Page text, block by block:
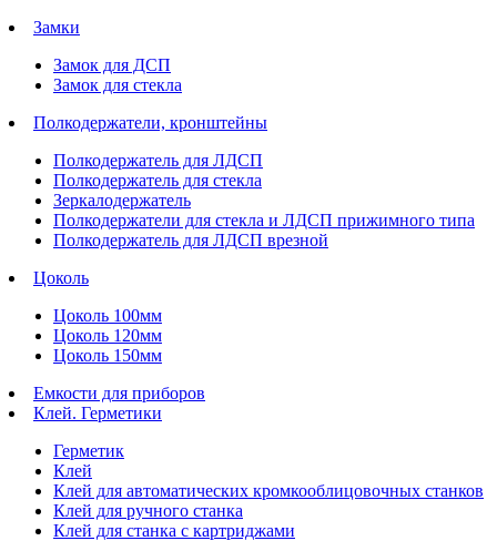
Замки
Замок для ДСП
Замок для стекла
Полкодержатели, кронштейны
Полкодержатель для ЛДСП
Полкодержатель для стекла
Зеркалодержатель
Полкодержатели для стекла и ЛДСП прижимного типа
Полкодержатель для ЛДСП врезной
Цоколь
Цоколь 100мм
Цоколь 120мм
Цоколь 150мм
Емкости для приборов
Клей. Герметики
Герметик
Клей
Клей для автоматических кромкооблицовочных станков
Клей для ручного станка
Клей для станка с картриджами